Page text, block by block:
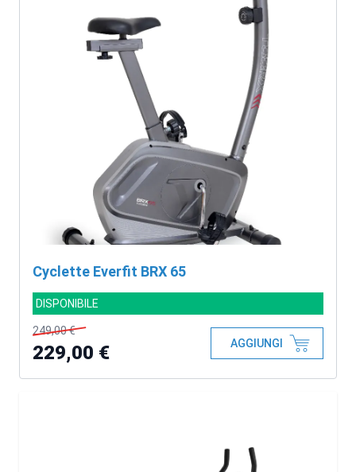
Cyclette Everfit BRX 65
DISPONIBILE
249,00 €
229,00 € AGGIUNGI